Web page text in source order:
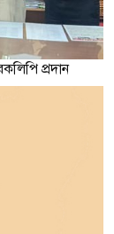
প্রদান